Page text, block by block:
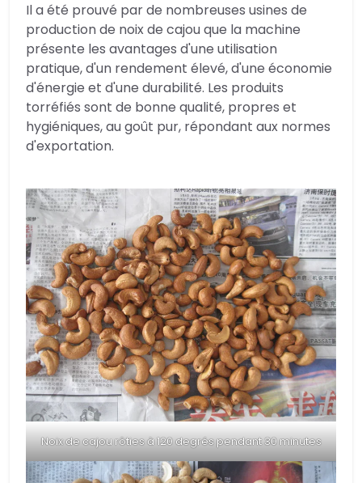
Il a été prouvé par de nombreuses usines de
production de noix de cajou que la machine
présente les avantages d'une utilisation
pratique, d'un rendement élevé, d'une économie
d'énergie et d'une durabilité. Les produits
torréfiés sont de bonne qualité, propres et
hygiéniques, au goût pur, répondant aux normes
d'exportation.
Noix de cajou rôties à 120 degrés pendant 30 minutes